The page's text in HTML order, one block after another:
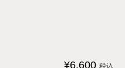
¥6,600 税込